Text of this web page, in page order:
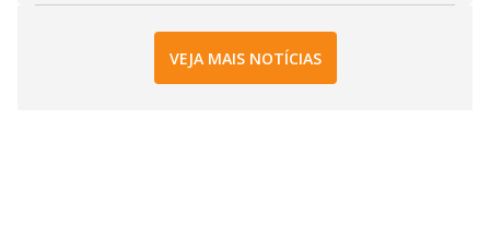
VEJA MAIS NOTÍCIAS